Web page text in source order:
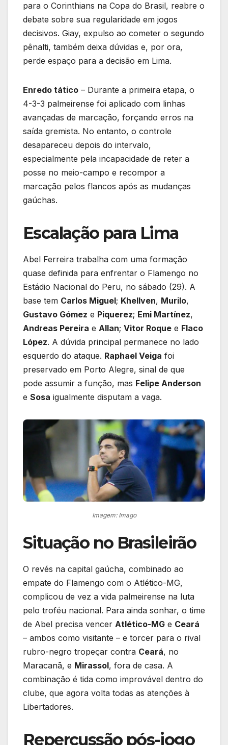
para o Corinthians na Copa do Brasil, reabre o
debate sobre sua regularidade em jogos
decisivos. Giay, expulso ao cometer o segundo
pênalti, também deixa dúvidas e, por ora,
perde espaço para a decisão em Lima.
Enredo tático – Durante a primeira etapa, o
4-3-3 palmeirense foi aplicado com linhas
avançadas de marcação, forçando erros na
saída gremista. No entanto, o controle
desapareceu depois do intervalo,
especialmente pela incapacidade de reter a
posse no meio-campo e recompor a
marcação pelos flancos após as mudanças
gaúchas.
Escalação para Lima
Abel Ferreira trabalha com uma formação
quase definida para enfrentar o Flamengo no
Estádio Nacional do Peru, no sábado (29). A
base tem Carlos Miguel; Khellven, Murilo,
Gustavo Gómez e Piquerez; Emi Martínez,
Andreas Pereira e Allan; Vitor Roque e Flaco
López. A dúvida principal permanece no lado
esquerdo do ataque. Raphael Veiga foi
preservado em Porto Alegre, sinal de que
pode assumir a função, mas Felipe Anderson
e Sosa igualmente disputam a vaga.
Imagem: Imago
Situação no Brasileirão
O revés na capital gaúcha, combinado ao
empate do Flamengo com o Atlético-MG,
complicou de vez a vida palmeirense na luta
pelo troféu nacional. Para ainda sonhar, o time
de Abel precisa vencer Atlético-MG e Ceará
– ambos como visitante – e torcer para o rival
rubro-negro tropeçar contra Ceará, no
Maracanã, e Mirassol, fora de casa. A
combinação é tida como improvável dentro do
clube, que agora volta todas as atenções à
Libertadores.
Repercussão pós-jogo